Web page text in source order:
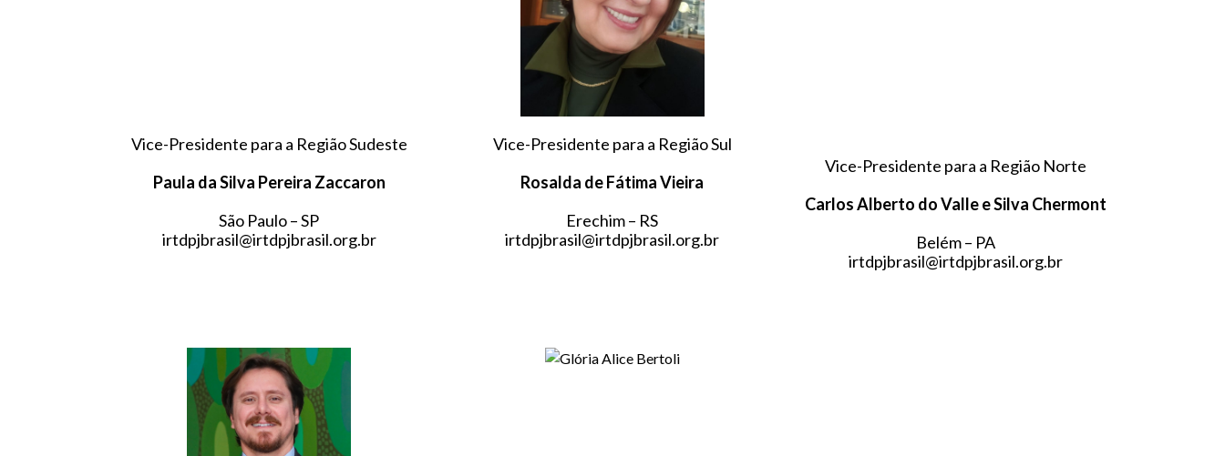
Vice-Presidente para a Região Sudeste
Paula da Silva Pereira Zaccaron
São Paulo – SP
irtdpjbrasil@irtdpjbrasil.org.br
Vice-Presidente para a Região Sul
Rosalda de Fátima Vieira
Erechim – RS
irtdpjbrasil@irtdpjbrasil.org.br
Vice-Presidente para a Região Norte
Carlos Alberto do Valle e Silva Chermont
Belém – PA
irtdpjbrasil@irtdpjbrasil.org.br